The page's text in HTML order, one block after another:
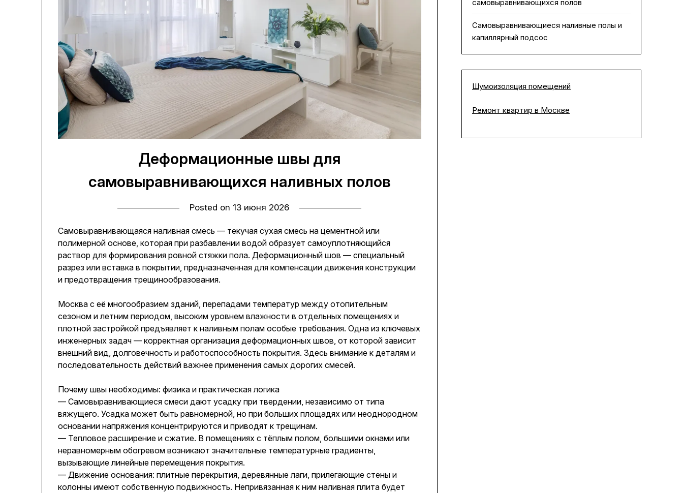
Деформационные швы для
самовыравнивающихся наливных полов
Posted on 13 июня 2026
Самовыравнивающаяся наливная смесь — текучая сухая смесь на цементной или
полимерной основе, которая при разбавлении водой образует самоуплотняющийся
раствор для формирования ровной стяжки пола. Деформационный шов — специальный
разрез или вставка в покрытии, предназначенная для компенсации движения конструкции
и предотвращения трещинообразования.
Москва с её многообразием зданий, перепадами температур между отопительным
сезоном и летним периодом, высоким уровнем влажности в отдельных помещениях и
плотной застройкой предъявляет к наливным полам особые требования. Одна из ключевых
инженерных задач — корректная организация деформационных швов, от которой зависит
внешний вид, долговечность и работоспособность покрытия. Здесь внимание к деталям и
последовательность действий важнее применения самых дорогих смесей.
Почему швы необходимы: физика и практическая логика
— Самовыравнивающиеся смеси дают усадку при твердении, независимо от типа
вяжущего. Усадка может быть равномерной, но при больших площадях или неоднородном
основании напряжения концентрируются и приводят к трещинам.
— Тепловое расширение и сжатие. В помещениях с тёплым полом, большими окнами или
неравномерным обогревом возникают значительные температурные градиенты,
вызывающие линейные перемещения покрытия.
— Движение основания: плитные перекрытия, деревянные лаги, прилегающие стены и
колонны имеют собственную подвижность. Непривязанная к ним наливная плита будет
самовыравнивающихся полов
Самовыравнивающиеся наливные полы и
капиллярный подсос
Шумоизоляция помещений
Ремонт квартир в Москве